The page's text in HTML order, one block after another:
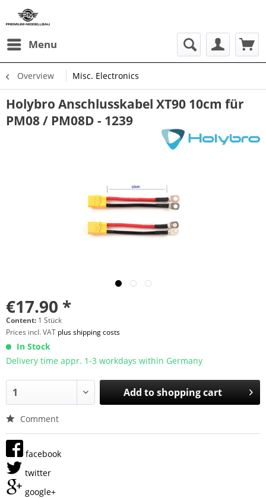
Menu
Overview Misc. Electronics
Holybro Anschlusskabel XT90 10cm für
PM08 / PM08D - 1239
€17.90 *
Content: 1 Stück
Prices incl. VAT plus shipping costs
In Stock
Delivery time appr. 1-3 workdays within Germany
Add toshopping cart
Comment
facebook
twitter
google+